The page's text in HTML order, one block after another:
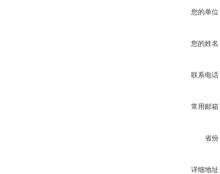
您的单位
您的姓名
联系电话
常用邮箱
省份
详细地址